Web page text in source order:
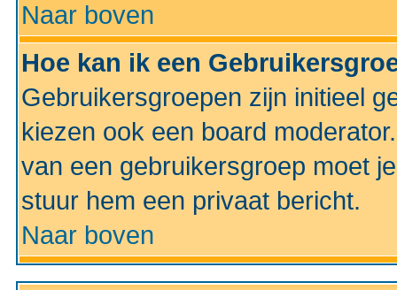
Naar boven
Hoe kan ik een
Gebruikersgroepen zijn initieel
kiezen ook een board
van een gebruikersgroep moet
stuur hem een privaat bericht.
Naar boven